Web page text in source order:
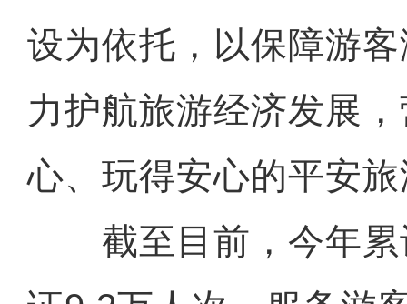
设为依托，以保障游
力护航旅游经济发展
心、玩得安心的平安
截至目前，今年累